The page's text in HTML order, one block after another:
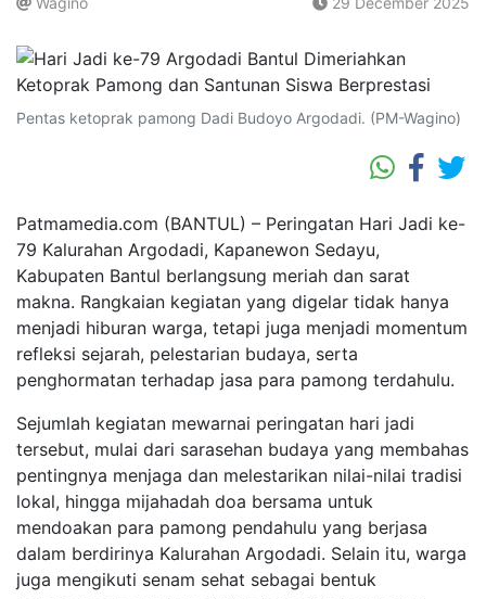
Pentas ketoprak pamong Dadi Budoyo Argodadi. (PM-Wagino)
Patmamedia.com (BANTUL) – Peringatan Hari Jadi ke-
79 Kalurahan Argodadi, Kapanewon Sedayu,
Kabupaten Bantul berlangsung meriah dan sarat
makna. Rangkaian kegiatan yang digelar tidak hanya
menjadi hiburan warga, tetapi juga menjadi momentum
refleksi sejarah, pelestarian budaya, serta
penghormatan terhadap jasa para pamong terdahulu.
Sejumlah kegiatan mewarnai peringatan hari jadi
tersebut, mulai dari sarasehan budaya yang membahas
pentingnya menjaga dan melestarikan nilai-nilai tradisi
lokal, hingga mijahadah doa bersama untuk
mendoakan para pamong pendahulu yang berjasa
dalam berdirinya Kalurahan Argodadi. Selain itu, warga
juga mengikuti senam sehat sebagai bentuk